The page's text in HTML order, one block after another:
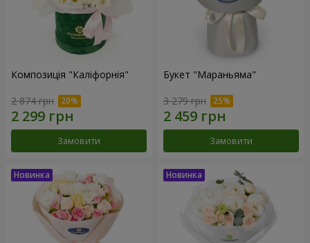
Композиція "Каліфорнія"
2 874 грн
Замовити
Букет "Мараньяма"
3 279 грн
Замовити